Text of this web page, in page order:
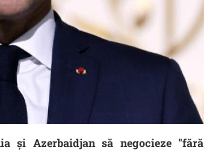
şi Azerbaidjan să negocieze "fără